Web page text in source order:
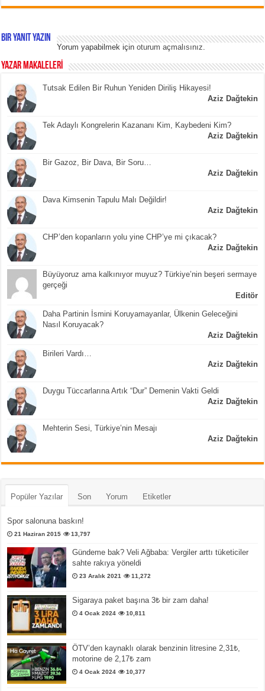
Bir yanıt yazın
Yorum yapabilmek içinoturum açmalısınız.
YAZAR MAKALELERİ
Tutsak Edilen Bir Ruhun Yeniden Diriliş Hikayesi!
Aziz Dağtekin
Tek Adaylı Kongrelerin Kazananı Kim, Kaybedeni Kim?
Aziz Dağtekin
Bir Gazoz, Bir Dava, Bir Soru…
Aziz Dağtekin
Dava Kimsenin Tapulu Malı Değildir!
Aziz Dağtekin
CHP’den kopanların yolu yine CHP’ye mi çıkacak?
Aziz Dağtekin
Büyüyoruz ama kalkınıyor muyuz? Türkiye’nin beşeri sermaye
gerçeği
Editör
Daha Partinin İsmini Koruyamayanlar, Ülkenin Geleceğini
Nasıl Koruyacak?
Aziz Dağtekin
Birileri Vardı…
Aziz Dağtekin
Duygu Tüccarlarına Artık “Dur” Demenin Vakti Geldi
Aziz Dağtekin
Mehterin Sesi, Türkiye’nin Mesajı
Aziz Dağtekin
Popüler Yazılar Son Yorum Etiketler
Spor salonuna baskın!
21 Haziran 2015 13,797
Gündeme bak? Veli Ağbaba: Vergiler arttı tüketiciler
sahte rakıya yöneldi
23 Aralık 2021 11,272
Sigaraya paket başına 3₺ bir zam daha!
4 Ocak 2024 10,811
ÖTV’den kaynaklı olarak benzinin litresine 2,31₺,
motorine de 2,17₺ zam
4 Ocak 2024 10,377